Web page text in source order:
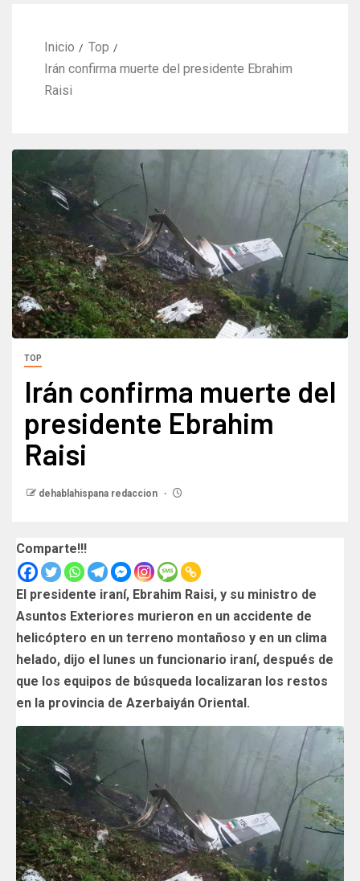
Inicio
Top
Irán confirma muerte del presidente Ebrahim
Raisi
TOP
Irán confirma muerte del
presidente Ebrahim
Raisi
dehablahispana redaccion
Comparte!!!
El presidente iraní, Ebrahim Raisi, y su ministro de
Asuntos Exteriores murieron en un accidente de
helicóptero en un terreno montañoso y en un clima
helado, dijo el lunes un funcionario iraní, después de
que los equipos de búsqueda localizaran los restos
en la provincia de Azerbaiyán Oriental.